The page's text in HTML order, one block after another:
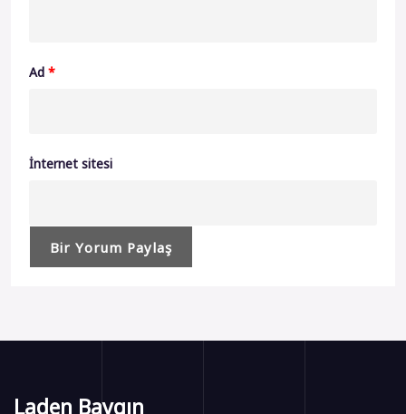
Ad *
İnternet sitesi
Laden Baygın